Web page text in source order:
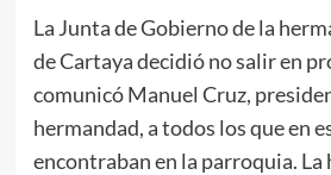
La Junta de Gobierno de la
de Cartaya decidió no salir en
comunicó Manuel Cruz,
hermandad, a todos los que en
encontraban en la parroquia.